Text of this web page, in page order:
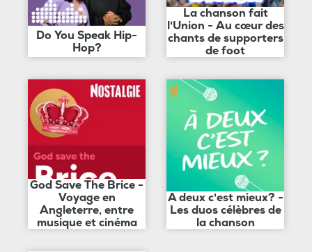
Do You Speak Hip-
Hop?
La chanson fait
l'Union - Au cœur des
chants de supporters
de foot
God Save The Brice -
Voyage en
Angleterre, entre
musique et cinéma
A deux c'est mieux? -
Les duos célèbres de
la chanson